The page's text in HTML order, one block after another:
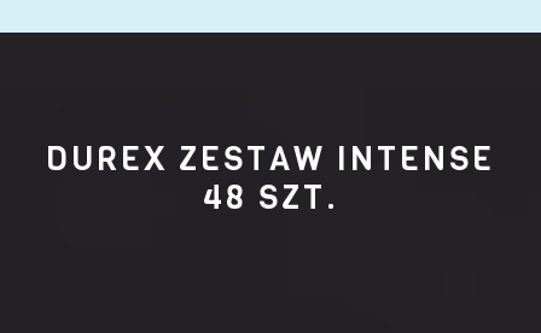
DUREX ZESTAW INTENSE
48 SZT.